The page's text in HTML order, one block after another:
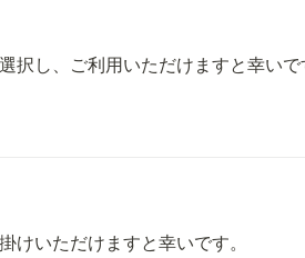
し、ご利用いただけますと幸いで
いただけますと幸いです。